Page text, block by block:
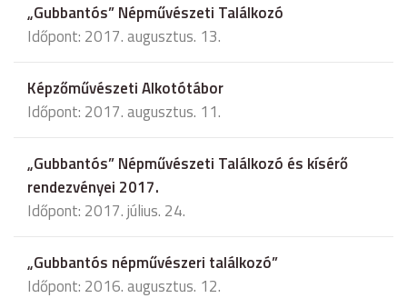
„Gubbantós” Népművészeti Találkozó
Időpont: 2017. augusztus. 13.
Képzőművészeti Alkotótábor
Időpont: 2017. augusztus. 11.
„Gubbantós” Népművészeti Találkozó és kísérő
rendezvényei 2017.
Időpont: 2017. július. 24.
„Gubbantós népművészeri találkozó”
Időpont: 2016. augusztus. 12.